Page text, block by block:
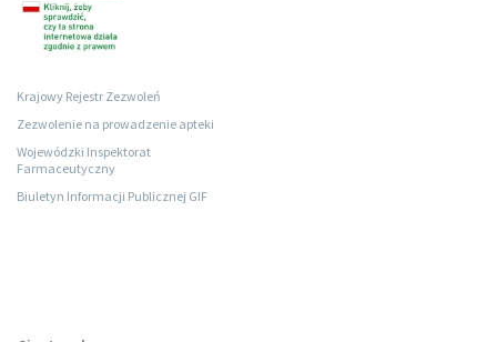
Krajowy Rejestr Zezwoleń
Zezwolenie na prowadzenie apteki
Wojewódzki Inspektorat
Farmaceutyczny
Biuletyn Informacji Publicznej GIF